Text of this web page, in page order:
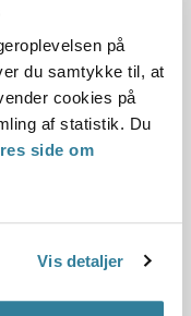
på
du samtykke til, at
cookies på
af statistik. Du
side om
Vis detaljer
dokumenter
aktindsigt i en
Regionen henviste
regionens
den